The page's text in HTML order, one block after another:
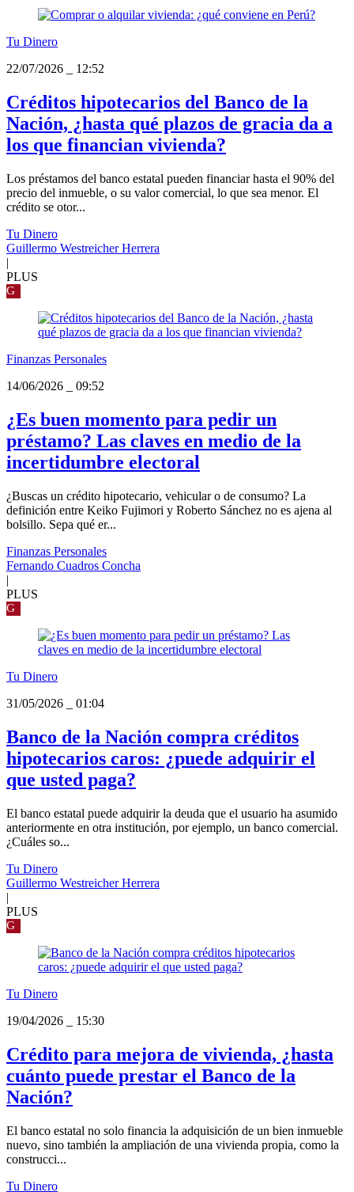
Tu Dinero
22/07/2026
12:52
Créditos hipotecarios del Banco de la
Nación, ¿hasta qué plazos de gracia da a
los que financian vivienda?
Los préstamos del banco estatal pueden financiar hasta el 90% del
precio del inmueble, o su valor comercial, lo que sea menor. El
crédito se otor...
Tu Dinero
Guillermo Westreicher Herrera
|
PLUS
G
Finanzas Personales
14/06/2026
09:52
¿Es buen momento para pedir un
préstamo? Las claves en medio de la
incertidumbre electoral
¿Buscas un crédito hipotecario, vehicular o de consumo? La
definición entre Keiko Fujimori y Roberto Sánchez no es ajena al
bolsillo. Sepa qué er...
Finanzas Personales
Fernando Cuadros Concha
|
PLUS
G
Tu Dinero
31/05/2026
01:04
Banco de la Nación compra créditos
hipotecarios caros: ¿puede adquirir el
que usted paga?
El banco estatal puede adquirir la deuda que el usuario ha asumido
anteriormente en otra institución, por ejemplo, un banco comercial.
¿Cuáles so...
Tu Dinero
Guillermo Westreicher Herrera
|
PLUS
G
Tu Dinero
19/04/2026
15:30
Crédito para mejora de vivienda, ¿hasta
cuánto puede prestar el Banco de la
Nación?
El banco estatal no solo financia la adquisición de un bien inmueble
nuevo, sino también la ampliación de una vivienda propia, como la
construcci...
Tu Dinero